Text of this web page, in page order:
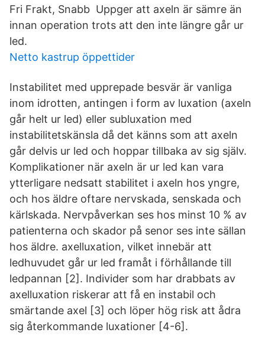
Fri Frakt, Snabb Uppger att axeln är sämre än
innan operation trots att den inte längre går ur
led.
Netto kastrup öppettider
Instabilitet med upprepade besvär är vanliga
inom idrotten, antingen i form av luxation (axeln
går helt ur led) eller subluxation med
instabilitetskänsla då det känns som att axeln
går delvis ur led och hoppar tillbaka av sig själv.
Komplikationer när axeln är ur led kan vara
ytterligare nedsatt stabilitet i axeln hos yngre,
och hos äldre oftare nervskada, senskada och
kärlskada. Nervpåverkan ses hos minst 10 % av
patienterna och skador på senor ses inte sällan
hos äldre. axelluxation, vilket innebär att
ledhuvudet går ur led framåt i förhållande till
ledpannan [2]. Individer som har drabbats av
axelluxation riskerar att få en instabil och
smärtande axel [3] och löper hög risk att ådra
sig återkommande luxationer [4-6].